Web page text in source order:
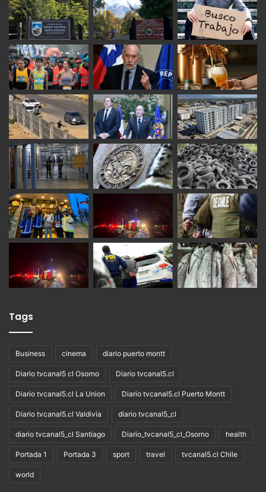
Tags
Business cinema diario puerto montt
Diario tvcanal5 cl Osorno Diario tvcanal5.cl
Diario tvcanal5.cl La Union Diario tvcanal5.cl Puerto Montt
Diario tvcanal5.cl Valdivia diario tvcanal5_cl
diario tvcanal5_cl Santiago Diario_tvcanal5_cl_Osorno health
Portada 1 Portada 3 sport travel tvcanal5.cl Chile
world